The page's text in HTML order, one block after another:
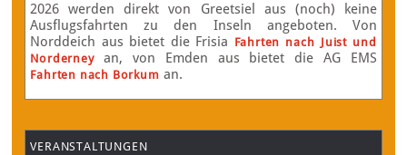
2026 werden direkt von Greetsiel aus (noch) keine
Ausflugsfahrten zu den Inseln angeboten. Von
Norddeich aus bietet die Frisia Fahrten nach Juist und
Norderneyan, von Emden aus bietet die AG EMS
Fahrten nach Borkum an.
VERANSTALTUNGEN